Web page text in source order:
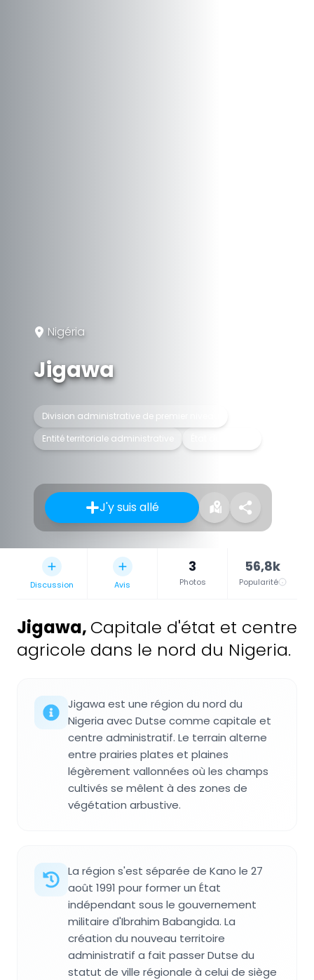
Nigéria
Jigawa
Division administrative de premier niveau
Entité territoriale administrative
J'y suis allé
Discussion Avis
3
Photos
56,8k
Popularité
Jigawa, Capitale d'état et centre
agricole dans le nord du Nigeria.
Jigawa est une région du nord du
Nigeria avec Dutse comme capitale et
centre administratif. Le terrain alterne
entre prairies plates et plaines
légèrement vallonnées où les champs
cultivés se mêlent à des zones de
végétation arbustive.
La région s'est séparée de Kano le 27
août 1991 pour former un État
indépendant sous le gouvernement
militaire d'Ibrahim Babangida. La
création du nouveau territoire
administratif a fait passer Dutse du
statut de ville régionale à celui de siège